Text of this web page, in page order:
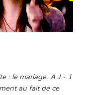
: le mariage. A J - 1
au fait de ce